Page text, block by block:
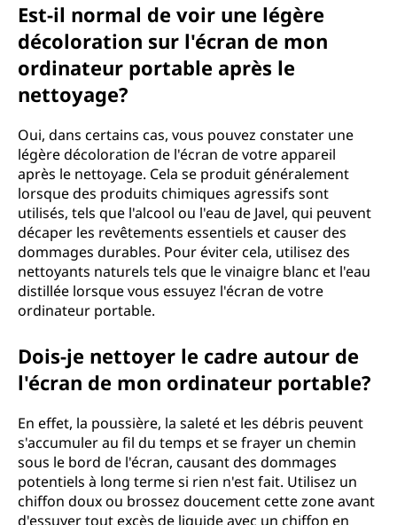
Est-il normal de voir une légère
décoloration sur l'écran de mon
ordinateur portable après le
nettoyage?
Oui, dans certains cas, vous pouvez constater une
légère décoloration de l'écran de votre appareil
après le nettoyage. Cela se produit généralement
lorsque des produits chimiques agressifs sont
utilisés, tels que l'alcool ou l'eau de Javel, qui peuvent
décaper les revêtements essentiels et causer des
dommages durables. Pour éviter cela, utilisez des
nettoyants naturels tels que le vinaigre blanc et l'eau
distillée lorsque vous essuyez l'écran de votre
ordinateur portable.
Dois-je nettoyer le cadre autour de
l'écran de mon ordinateur portable?
En effet, la poussière, la saleté et les débris peuvent
s'accumuler au fil du temps et se frayer un chemin
sous le bord de l'écran, causant des dommages
potentiels à long terme si rien n'est fait. Utilisez un
chiffon doux ou brossez doucement cette zone avant
d'essuyer tout excès de liquide avec un chiffon en